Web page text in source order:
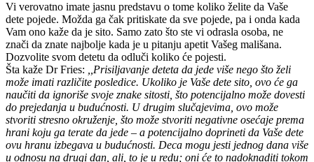
Vi verovatno imate jasnu predstavu o tome koliko želite da Vaše
dete pojede. Možda ga čak pritiskate da sve pojede, pa i onda kada
Vam ono kaže da je sito. Samo zato što ste vi odrasla osoba, ne
znači da znate najbolje kada je u pitanju apetit Vašeg mališana.
Dozvolite svom detetu da odluči koliko će pojesti.
Šta kaže Dr Fries: ,,Prisiljavanje deteta da jede više nego što želi
može imati različite posledice. Ukoliko je Vaše dete sito, ovo će ga
naučiti da ignoriše svoje znake sitosti, što potencijalno može dovesti
do prejedanja u budućnosti. U drugim slučajevima, ovo može
stvoriti stresno okruženje, što može stvoriti negativne osećaje prema
hrani koju ga terate da jede – a potencijalno doprineti da Vaše dete
ovu hranu izbegava u budućnosti. Deca mogu jesti jednog dana više
u odnosu na drugi dan, ali, to je u redu; oni će to nadoknaditi tokom